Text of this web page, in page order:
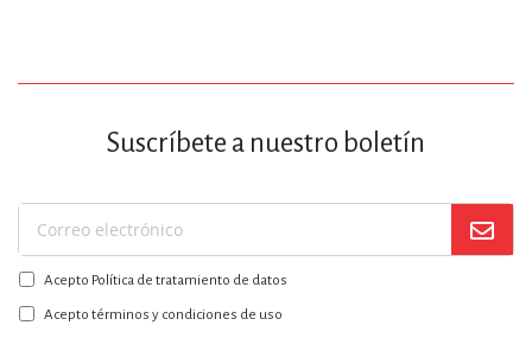
Suscríbete a nuestro boletín
Suscríbase
a
nuestro
boletín:
Acepto Política de tratamiento de datos
Acepto términos y condiciones de uso